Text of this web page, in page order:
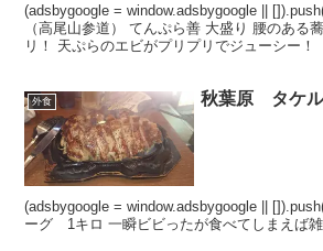
(adsbygoogle = window.adsbygoogle ||
（高尾山参道） てんぷら善 大盛り 腰のある
リ！ 天ぷらのエビがプリプリでジューシー！
外食 秋葉原 タケ
(adsbygoogle = window.adsbygoogle ||
ーグ 1キロ 一瞬ビビったが食べてしまえば